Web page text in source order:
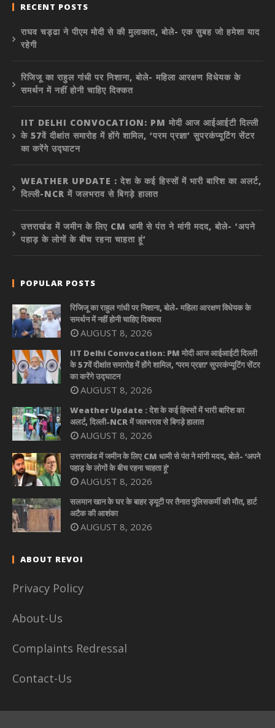
RECENT POSTS
राघव चड्ढा ने पीएम मोदी से की मुलाकात, बोले- एक सुबह जो हमेशा याद
रहेगी
रिजिजू का राहुल गांधी पर निशाना, बोले- महिला आरक्षण विधेयक के
समर्थन में नहीं होनी चाहिए दिक्कत
IIT DELHI CONVOCATION: PM मोदी आज आईआईटी दिल्ली
के 57वें दीक्षांत समारोह में होंगे शामिल, ‘परम प्रज्ञा’ सुपरकंप्यूटिंग सेंटर
का करेंगे उद्घाटन
WEATHER UPDATE : देश के कई हिस्सों में भारी बारिश का अलर्ट,
दिल्ली-NCR में जलभराव से बिगड़े हालात
उत्तराखंड में जमीन के लिए CM धामी से पंत ने मांगी मदद, बोले- ‘अपने
पहाड़ के लोगों के बीच रहना चाहता हूं’
POPULAR POSTS
रिजिजू का राहुल गांधी पर निशाना, बोले- महिला आरक्षण विधेयक के
समर्थन में नहीं होनी चाहिए दिक्कत
AUGUST 8, 2026
IIT Delhi Convocation: PM मोदी आज आईआईटी दिल्ली
के 57वें दीक्षांत समारोह में होंगे शामिल, ‘परम प्रज्ञा’ सुपरकंप्यूटिंग सेंटर
का करेंगे उद्घाटन
AUGUST 8, 2026
Weather Update : देश के कई हिस्सों में भारी बारिश का
अलर्ट, दिल्ली-NCR में जलभराव से बिगड़े हालात
AUGUST 8, 2026
उत्तराखंड में जमीन के लिए CM धामी से पंत ने मांगी मदद, बोले- ‘अपने
पहाड़ के लोगों के बीच रहना चाहता हूं’
AUGUST 8, 2026
सलमान खान के घर के बाहर ड्यूटी पर तैनात पुलिसकर्मी की मौत, हार्ट
अटैक की आशंका
AUGUST 8, 2026
ABOUT REVOI
Privacy Policy
About-Us
Complaints Redressal
Contact-Us